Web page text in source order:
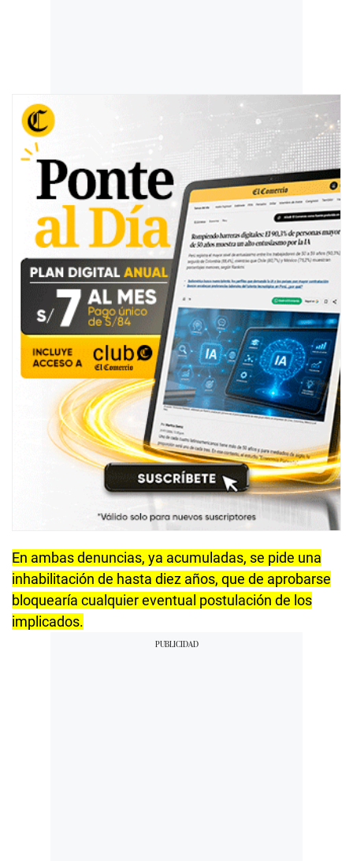
En ambas denuncias, ya acumuladas, se pide una
inhabilitación de hasta diez años, que de aprobarse
bloquearía cualquier eventual postulación de los
implicados.